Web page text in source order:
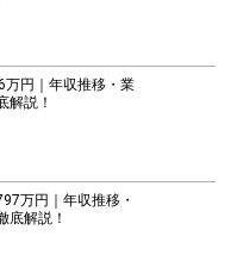
万円｜年収推移・業
解説！
万円｜年収推移・
底解説！